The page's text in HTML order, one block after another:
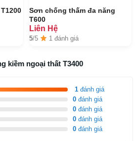
Sơn chống thấm đa năng
T600
Liên Hệ
5/5 1 đánh giá
kiềm ngoại thất T3400
1 đánh giá
0 đánh giá
0 đánh giá
0 đánh giá
0 đánh giá